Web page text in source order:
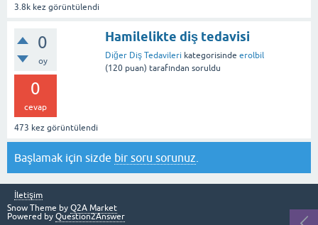
3.8k kez görüntülendi
0
oy
0
cevap
473 kez görüntülendi
Hamilelikte diş tedavisi
Diğer Diş Tedavileri kategorisinde erolbil
(120 puan) tarafından soruldu
Başlamak için sizde bir soru sorunuz
İletişim
Snow Theme by Q2A Market
Powered by Question2Answer